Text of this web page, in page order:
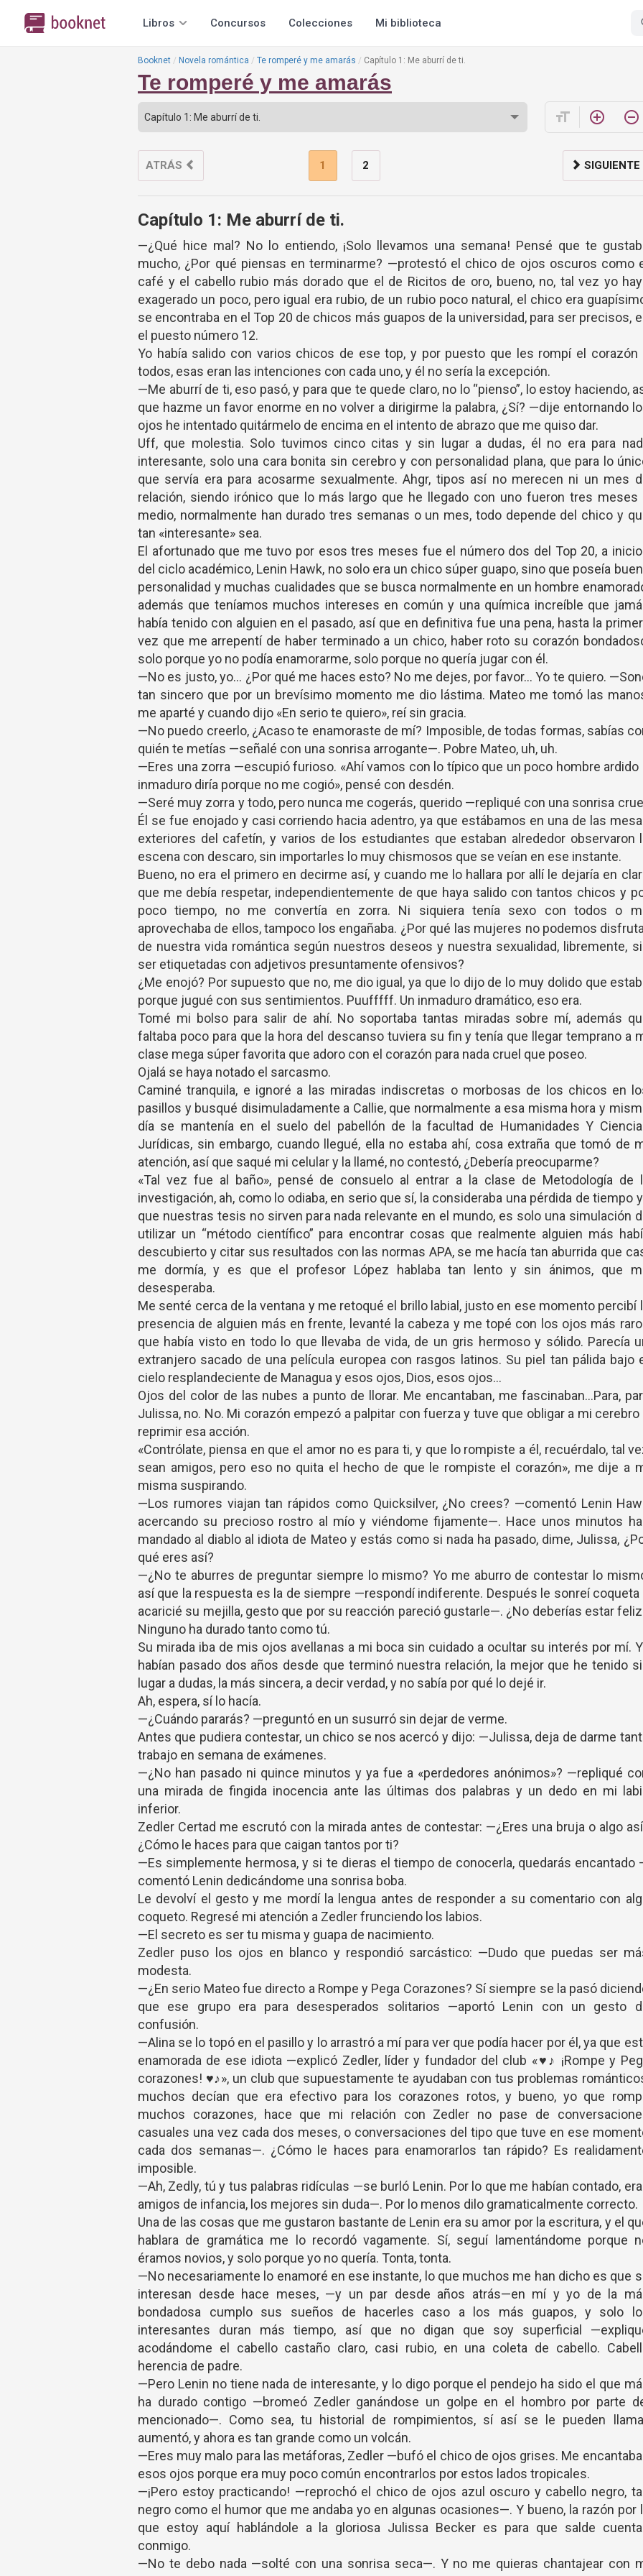
Libros Concursos Colecciones Mi biblioteca
Booknet Novela romántica Te romperé y me amarás Capítulo 1: Me aburrí de ti.
Te romperé y me amarás
format_size add_circle_outline remove_circle_outline
ATRÁS 1 2 SIGUIENTE
Capítulo 1: Me aburrí de ti.
—¿Qué hice mal? No lo entiendo, ¡Solo llevamos una semana! Pensé que te
mucho, ¿Por qué piensas en terminarme? —protestó el chico de ojos oscuros como
café y el cabello rubio más dorado que el de Ricitos de oro, bueno, no, tal vez yo
exagerado un poco, pero igual era rubio, de un rubio poco natural, el chico era
se encontraba en el Top 20 de chicos más guapos de la universidad, para ser precisos,
el puesto número 12.
Yo había salido con varios chicos de ese top, y por puesto que les rompí el corazón
todos, esas eran las intenciones con cada uno, y él no sería la excepción.
—Me aburrí de ti, eso pasó, y para que te quede claro, no lo “pienso”, lo estoy haciendo,
que hazme un favor enorme en no volver a dirigirme la palabra, ¿Sí? —dije entornando
ojos he intentado quitármelo de encima en el intento de abrazo que me quiso dar.
Uff, que molestia. Solo tuvimos cinco citas y sin lugar a dudas, él no era para
interesante, solo una cara bonita sin cerebro y con personalidad plana, que para lo
que servía era para acosarme sexualmente. Ahgr, tipos así no merecen ni un mes
relación, siendo irónico que lo más largo que he llegado con uno fueron tres meses
medio, normalmente han durado tres semanas o un mes, todo depende del chico y
tan «interesante» sea.
El afortunado que me tuvo por esos tres meses fue el número dos del Top 20, a
del ciclo académico, Lenin Hawk, no solo era un chico súper guapo, sino que poseía
personalidad y muchas cualidades que se busca normalmente en un hombre
además que teníamos muchos intereses en común y una química increíble que
había tenido con alguien en el pasado, así que en definitiva fue una pena, hasta la
vez que me arrepentí de haber terminado a un chico, haber roto su corazón
solo porque yo no podía enamorarme, solo porque no quería jugar con él.
—No es justo, yo… ¿Por qué me haces esto? No me dejes, por favor... Yo te quiero.
tan sincero que por un brevísimo momento me dio lástima. Mateo me tomó las
me aparté y cuando dijo «En serio te quiero», reí sin gracia.
—No puedo creerlo, ¿Acaso te enamoraste de mí? Imposible, de todas formas, sabías
quién te metías —señalé con una sonrisa arrogante—. Pobre Mateo, uh, uh.
—Eres una zorra —escupió furioso. «Ahí vamos con lo típico que un poco hombre ardido
inmaduro diría porque no me cogió», pensé con desdén.
—Seré muy zorra y todo, pero nunca me cogerás, querido —repliqué con una sonrisa
Él se fue enojado y casi corriendo hacia adentro, ya que estábamos en una de las
exteriores del cafetín, y varios de los estudiantes que estaban alrededor observaron
escena con descaro, sin importarles lo muy chismosos que se veían en ese instante.
Bueno, no era el primero en decirme así, y cuando me lo hallara por allí le dejaría en
que me debía respetar, independientemente de que haya salido con tantos chicos y
poco tiempo, no me convertía en zorra. Ni siquiera tenía sexo con todos o
aprovechaba de ellos, tampoco los engañaba. ¿Por qué las mujeres no podemos
de nuestra vida romántica según nuestros deseos y nuestra sexualidad, libremente,
ser etiquetadas con adjetivos presuntamente ofensivos?
¿Me enojó? Por supuesto que no, me dio igual, ya que lo dijo de lo muy dolido que
porque jugué con sus sentimientos. Puufffff. Un inmaduro dramático, eso era.
Tomé mi bolso para salir de ahí. No soportaba tantas miradas sobre mí, además
faltaba poco para que la hora del descanso tuviera su fin y tenía que llegar temprano a
clase mega súper favorita que adoro con el corazón para nada cruel que poseo.
Ojalá se haya notado el sarcasmo.
Caminé tranquila, e ignoré a las miradas indiscretas o morbosas de los chicos en
pasillos y busqué disimuladamente a Callie, que normalmente a esa misma hora y
día se mantenía en el suelo del pabellón de la facultad de Humanidades Y
Jurídicas, sin embargo, cuando llegué, ella no estaba ahí, cosa extraña que tomó de
atención, así que saqué mi celular y la llamé, no contestó, ¿Debería preocuparme?
«Tal vez fue al baño», pensé de consuelo al entrar a la clase de Metodología de
investigación, ah, como lo odiaba, en serio que sí, la consideraba una pérdida de tiempo
que nuestras tesis no sirven para nada relevante en el mundo, es solo una simulación
utilizar un “método científico” para encontrar cosas que realmente alguien más
descubierto y citar sus resultados con las normas APA, se me hacía tan aburrida que
me dormía, y es que el profesor López hablaba tan lento y sin ánimos, que
desesperaba.
Me senté cerca de la ventana y me retoqué el brillo labial, justo en ese momento percibí
presencia de alguien más en frente, levanté la cabeza y me topé con los ojos más
que había visto en todo lo que llevaba de vida, de un gris hermoso y sólido. Parecía
extranjero sacado de una película europea con rasgos latinos. Su piel tan pálida bajo
cielo resplandeciente de Managua y esos ojos, Dios, esos ojos...
Ojos del color de las nubes a punto de llorar. Me encantaban, me fascinaban...Para,
Julissa, no. No. Mi corazón empezó a palpitar con fuerza y tuve que obligar a mi cerebro
reprimir esa acción.
«Contrólate, piensa en que el amor no es para ti, y que lo rompiste a él, recuérdalo, tal
sean amigos, pero eso no quita el hecho de que le rompiste el corazón», me dije a
misma suspirando.
—Los rumores viajan tan rápidos como Quicksilver, ¿No crees? —comentó Lenin
acercando su precioso rostro al mío y viéndome fijamente—. Hace unos minutos
mandado al diablo al idiota de Mateo y estás como si nada ha pasado, dime, Julissa,
qué eres así?
—¿No te aburres de preguntar siempre lo mismo? Yo me aburro de contestar lo
así que la respuesta es la de siempre —respondí indiferente. Después le sonreí coqueta
acaricié su mejilla, gesto que por su reacción pareció gustarle—. ¿No deberías estar
Ninguno ha durado tanto como tú.
Su mirada iba de mis ojos avellanas a mi boca sin cuidado a ocultar su interés por mí.
habían pasado dos años desde que terminó nuestra relación, la mejor que he tenido
lugar a dudas, la más sincera, a decir verdad, y no sabía por qué lo dejé ir.
Ah, espera, sí lo hacía.
—¿Cuándo pararás? —preguntó en un susurró sin dejar de verme.
Antes que pudiera contestar, un chico se nos acercó y dijo: —Julissa, deja de darme
trabajo en semana de exámenes.
—¿No han pasado ni quince minutos y ya fue a «perdedores anónimos»? —repliqué
una mirada de fingida inocencia ante las últimas dos palabras y un dedo en mi
inferior.
Zedler Certad me escrutó con la mirada antes de contestar: —¿Eres una bruja o algo
¿Cómo le haces para que caigan tantos por ti?
—Es simplemente hermosa, y si te dieras el tiempo de conocerla, quedarás encantado
comentó Lenin dedicándome una sonrisa boba.
Le devolví el gesto y me mordí la lengua antes de responder a su comentario con
coqueto. Regresé mi atención a Zedler frunciendo los labios.
—El secreto es ser tu misma y guapa de nacimiento.
Zedler puso los ojos en blanco y respondió sarcástico: —Dudo que puedas ser
modesta.
—¿En serio Mateo fue directo a Rompe y Pega Corazones? Sí siempre se la pasó
que ese grupo era para desesperados solitarios —aportó Lenin con un gesto
confusión.
—Alina se lo topó en el pasillo y lo arrastró a mí para ver que podía hacer por él, ya que
enamorada de ese idiota —explicó Zedler, líder y fundador del club «♥♪ ¡Rompe y
corazones! ♥♪», un club que supuestamente te ayudaban con tus problemas
muchos decían que era efectivo para los corazones rotos, y bueno, yo que
muchos corazones, hace que mi relación con Zedler no pase de
casuales una vez cada dos meses, o conversaciones del tipo que tuve en ese
cada dos semanas—. ¿Cómo le haces para enamorarlos tan rápido? Es
imposible.
—Ah, Zedly, tú y tus palabras ridículas —se burló Lenin. Por lo que me habían contado,
amigos de infancia, los mejores sin duda—. Por lo menos dilo gramaticalmente correcto.
Una de las cosas que me gustaron bastante de Lenin era su amor por la escritura, y el
hablara de gramática me lo recordó vagamente. Sí, seguí lamentándome porque
éramos novios, y solo porque yo no quería. Tonta, tonta.
—No necesariamente lo enamoré en ese instante, lo que muchos me han dicho es que
interesan desde hace meses, —y un par desde años atrás—en mí y yo de la
bondadosa cumplo sus sueños de hacerles caso a los más guapos, y solo
interesantes duran más tiempo, así que no digan que soy superficial
acodándome el cabello castaño claro, casi rubio, en una coleta de cabello.
herencia de padre.
—Pero Lenin no tiene nada de interesante, y lo digo porque el pendejo ha sido el que
ha durado contigo —bromeó Zedler ganándose un golpe en el hombro por parte
mencionado—. Como sea, tu historial de rompimientos, sí así se le pueden
aumentó, y ahora es tan grande como un volcán.
—Eres muy malo para las metáforas, Zedler —bufó el chico de ojos grises. Me
esos ojos porque era muy poco común encontrarlos por estos lados tropicales.
—¡Pero estoy practicando! —reprochó el chico de ojos azul oscuro y cabello negro,
negro como el humor que me andaba yo en algunas ocasiones—. Y bueno, la razón por
que estoy aquí hablándole a la gloriosa Julissa Becker es para que salde
conmigo.
—No te debo nada —solté con una sonrisa seca—. Y no me quieras chantajear con